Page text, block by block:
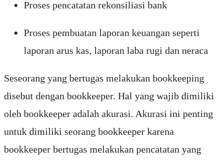
Proses pencatatan rekonsiliasi bank
Proses pembuatan laporan keuangan seperti
laporan arus kas, laporan laba rugi dan neraca
Seseorang yang bertugas melakukan bookkeeping
disebut dengan bookkeeper. Hal yang wajib dimiliki
oleh bookkeeper adalah akurasi. Akurasi ini penting
untuk dimiliki seorang bookkeeper karena
bookkeeper bertugas melakukan pencatatan yang